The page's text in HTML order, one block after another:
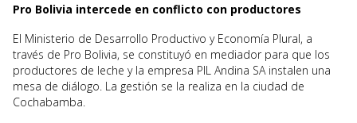
Pro Bolivia intercede en conflicto con productores
El Ministerio de Desarrollo Productivo y Economía Plural, a
través de Pro Bolivia, se constituyó en mediador para que los
productores de leche y la empresa PIL Andina SA instalen una
mesa de diálogo. La gestión se la realiza en la ciudad de
Cochabamba.